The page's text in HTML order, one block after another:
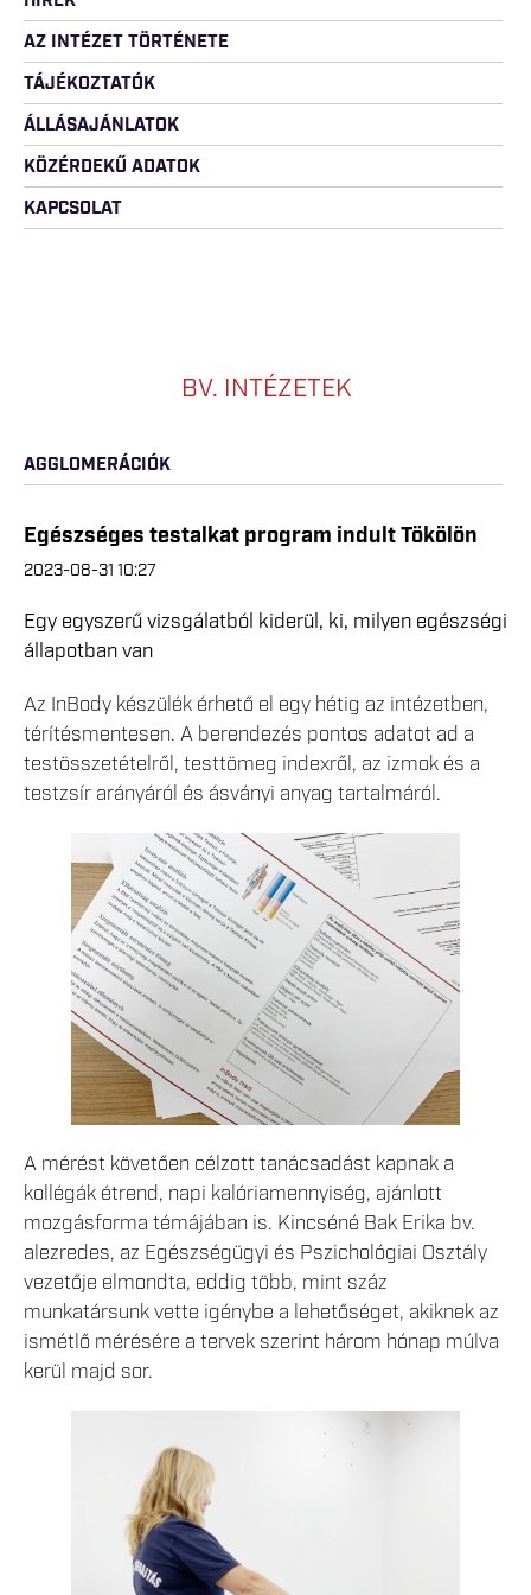
AZ INTÉZET TÖRTÉNETE
TÁJÉKOZTATÓK
ÁLLÁSAJÁNLATOK
KÖZÉRDEKŰ ADATOK
KAPCSOLAT
BV. INTÉZETEK
AGGLOMERÁCIÓK
Egészséges testalkat program indult Tökölön
2023-08-31 10:27
Egy egyszerű vizsgálatból kiderül, ki, milyen egészségi
állapotban van
Az InBody készülék érhető el egy hétig az intézetben,
térítésmentesen. A berendezés pontos adatot ad a
testösszetételről, testtömeg indexről, az izmok és a
testzsír arányáról és ásványi anyag tartalmáról.
A mérést követően célzott tanácsadást kapnak a
kollégák étrend, napi kalóriamennyiség, ajánlott
mozgásforma témájában is. Kincséné Bak Erika bv.
alezredes, az Egészségügyi és Pszichológiai Osztály
vezetője elmondta, eddig több, mint száz
munkatársunk vette igénybe a lehetőséget, akiknek az
ismétlő mérésére a tervek szerint három hónap múlva
kerül majd sor.